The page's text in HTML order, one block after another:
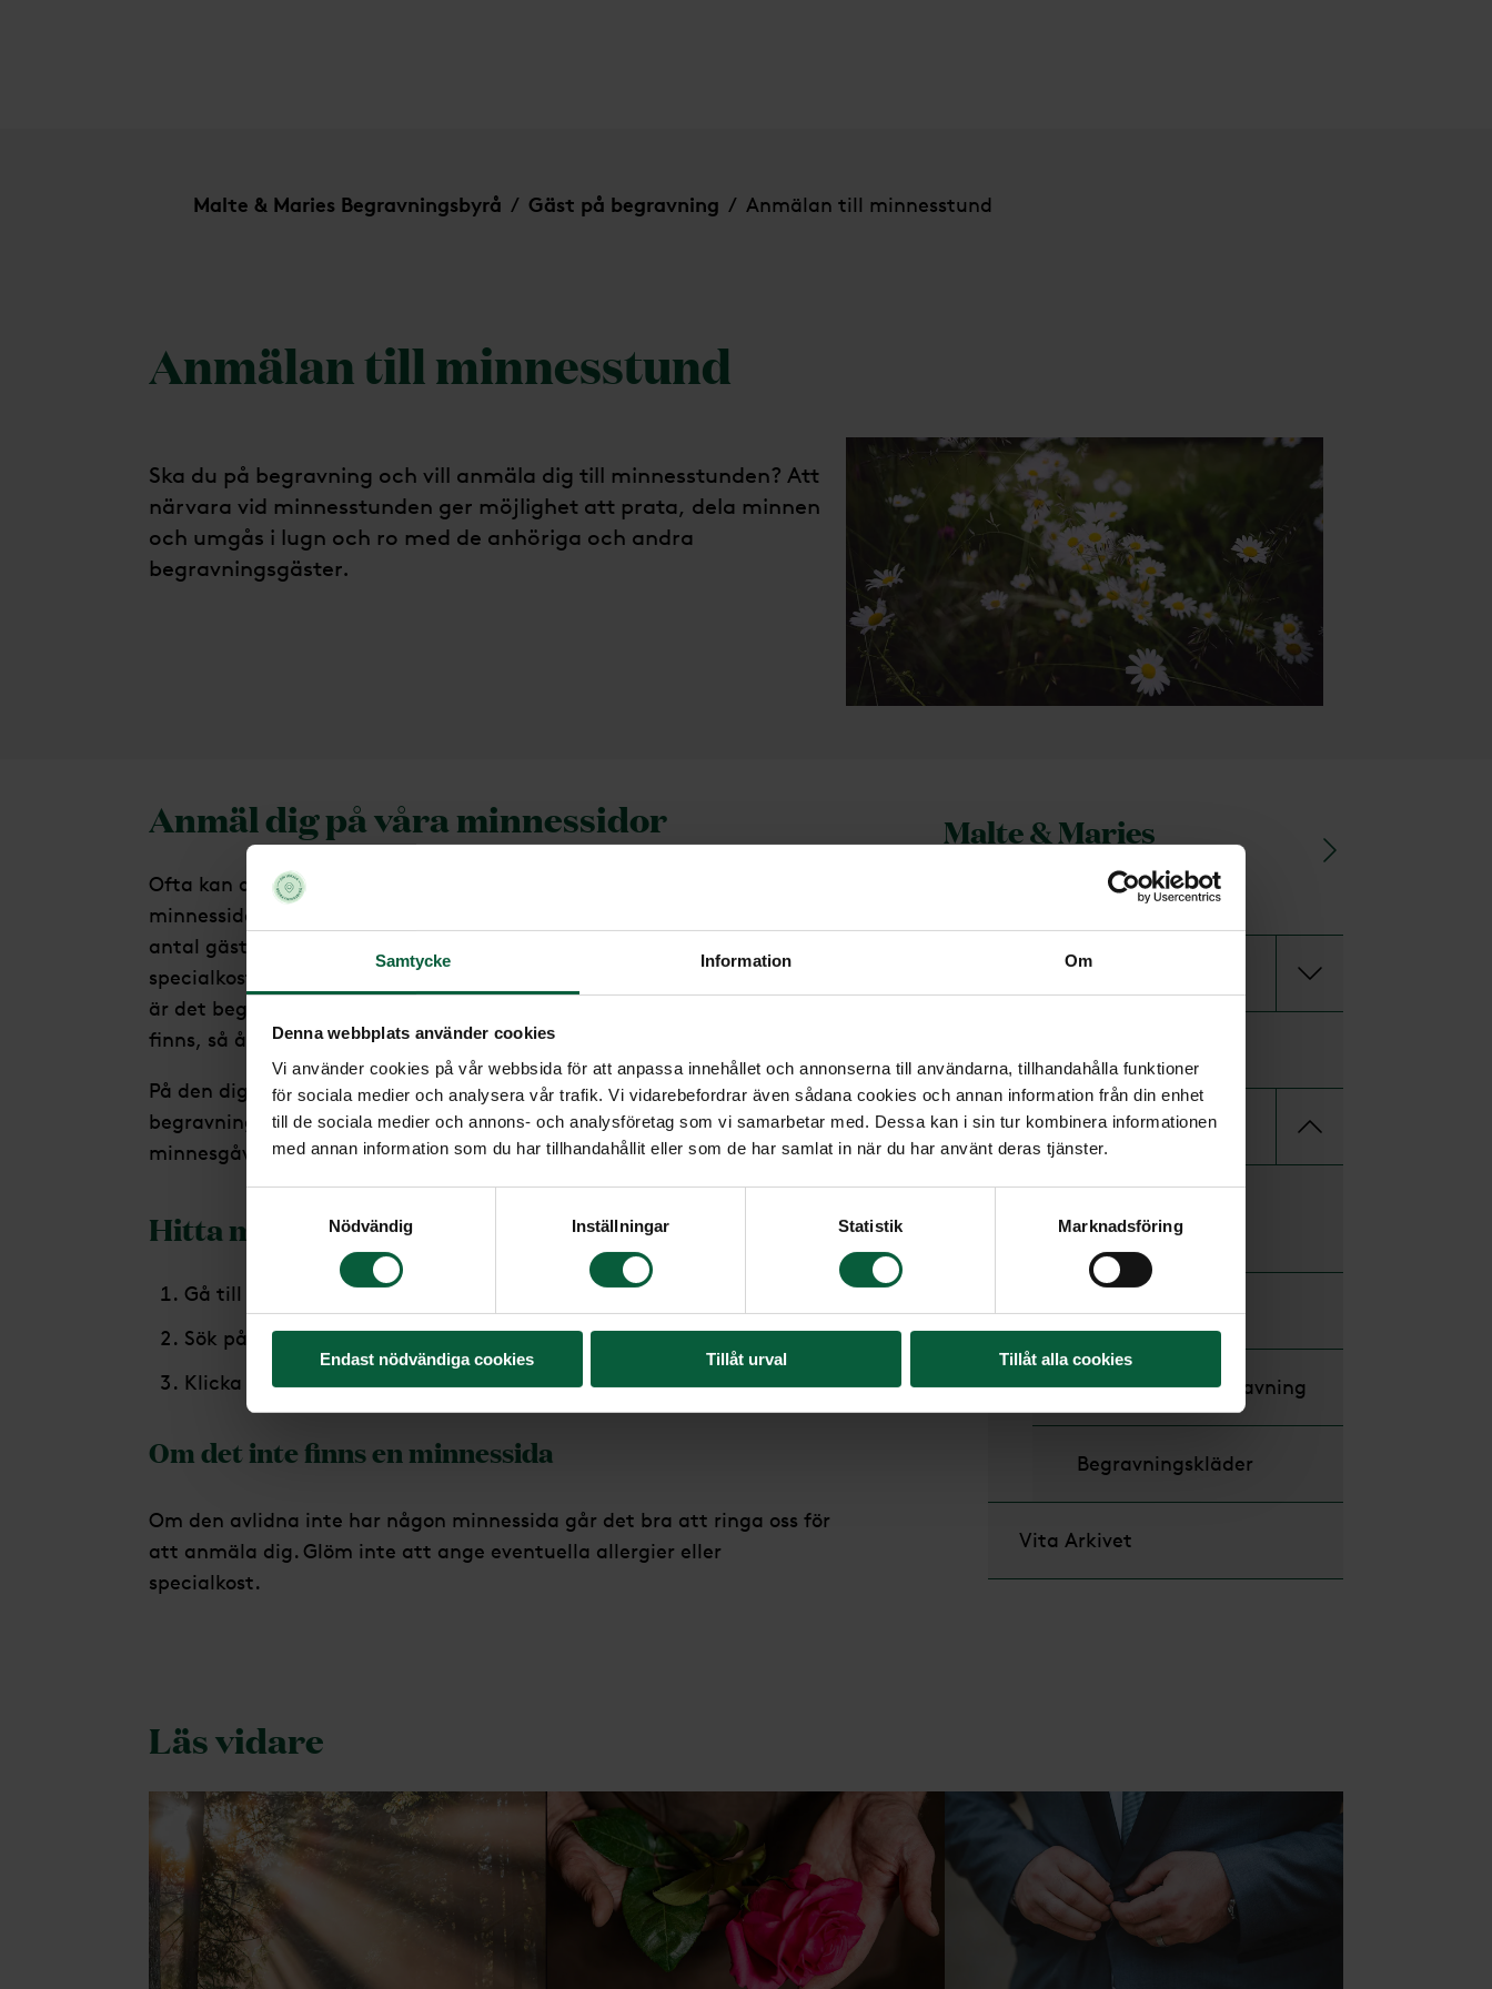
Samtycke Information Om
Denna webbplats använder cookies
Vi använder cookies på vår webbsida för att anpassa innehållet och annonserna till användarna, tillhandahålla funktioner
för sociala medier och analysera vår trafik. Vi vidarebefordrar även sådana cookies och annan information från din enhet
till de sociala medier och annons- och analysföretag som vi samarbetar med. Dessa kan i sin tur kombinera informationen
med annan information som du har tillhandahållit eller som de har samlat in när du har använt deras tjänster.
Nödvändig
Inställningar Statistik Marknadsföring
Endast nödvändiga cookies Tillåt urval Tillåt alla cookies
Malte & Maries Begravningsbyrå / Gäst på begravning / Anmälan till minnesstund
Anmälan till minnesstund
Ska du på begravning och vill anmäla dig till minnesstunden? Att
närvara vid minnesstunden ger möjlighet att prata, dela minnen
och umgås i lugn och ro med de anhöriga och andra
begravningsgäster.
Anmäl dig på våra minnessidor
Ofta kan du anmäla dig till minnesstunden via den avlidnas
minnessida. Du kan anmäla flera personer samtidigt genom att skriva
antal gäster och deras namn. Om någon av er har allergier eller
specialkost går det bra att notera det i samband med anmälan. Ibland
är det begränsat med platser i lokalen. Om så är fallet och platser inte
finns, så återkommer vi till dig.
På den digitala minnessidan kan du också hitta information om
begravningsceremonin och beställa begravningsblommor samt ge
minnesgåvor.
Hitta minnessida:
Gå till våra minnessidor
Sök på den avlidnas namn.
Klicka på ikonen ”Minnessida” bredvid den avlidnas namn.
Om det inte finns en minnessida
Om den avlidna inte har någon minnessida går det bra att ringa oss för
att anmäla dig. Glöm inte att ange eventuella allergier eller
specialkost.
Malte & Maries
Begravningsbyrå
Ordna begravning
Gäst på begravning
minnesstund
Ge minnesgåva
Blommor till begravning
Begravningskläder
Vita Arkivet
Läs vidare